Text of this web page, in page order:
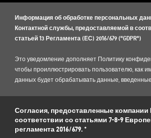
Информация об обработке персональных
Контактной службы, предоставляемой в
статьей 13 Регламента (ЕС) 2016/679 ("GDPR")
Это уведомление дополняет Политику
чтобы проиллюстрировать пользователю, как
данных будет обрабатывать данные,
1. КОНТРОЛЕР ДАННЫХ И СОТРУДНИК ПО
Контроллер данных: Emmegi S.p.a., в лице своего
Согласия, предоставленные компании
соответствии со статьями 7-8-9
регламента 2016/679. *